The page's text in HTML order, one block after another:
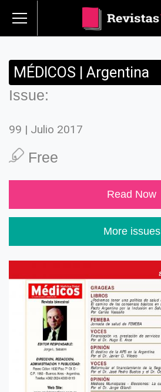
MÉDICOS | Argentina
Issue:
99 | Julio 2017
Free
Read Now
More issues